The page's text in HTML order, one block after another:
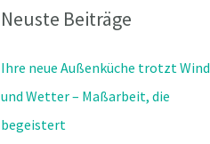
Neuste Beiträge
Ihre neue Außenküche trotzt Wind
und Wetter – Maßarbeit, die
begeistert